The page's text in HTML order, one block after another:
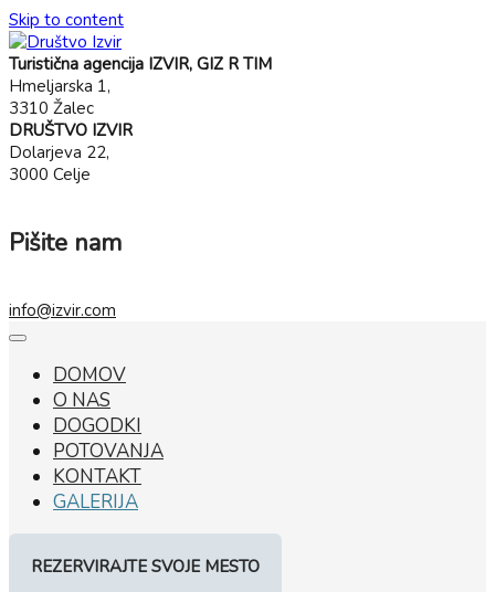
Skip to content
Turistična agencija IZVIR, GIZ R TIM
Hmeljarska 1,
3310 Žalec
DRUŠTVO IZVIR
Dolarjeva 22,
3000 Celje
Pišite nam
info@izvir.com
DOMOV
O NAS
DOGODKI
POTOVANJA
KONTAKT
GALERIJA
REZERVIRAJTE SVOJE MESTO